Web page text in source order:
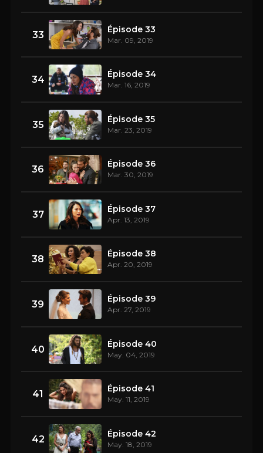
33 Épisode 33
Mar. 09, 2019
34 Épisode 34
Mar. 16, 2019
35 Épisode 35
Mar. 23, 2019
36 Épisode 36
Mar. 30, 2019
37 Épisode 37
Apr. 13, 2019
38 Épisode 38
Apr. 20, 2019
39 Épisode 39
Apr. 27, 2019
40 Épisode 40
May. 04, 2019
41 Épisode 41
May. 11, 2019
42 Épisode 42
May. 18, 2019